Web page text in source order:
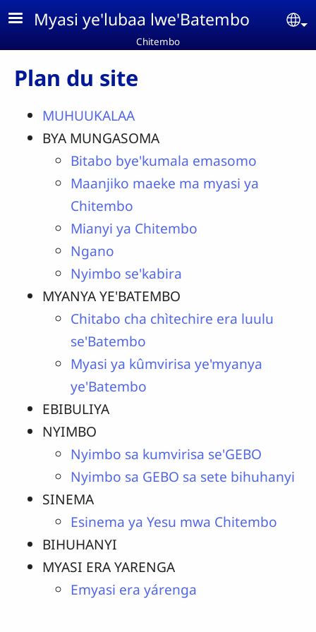
Aller au contenu principal
Myasi ye'lubaa lwe'Batembo
Chitembo
Plan du site
MUHUUKALAA
BYA MUNGASOMA
Bitabo bye'kumala emasomo
Maanjiko maeke ma myasi ya
Chitembo
Mianyi ya Chitembo
Ngano
Nyimbo se'kabira
MYANYA YE'BATEMBO
Chitabo cha chìtechire era luulu
se'Batembo
Myasi ya kûmvirisa ye'myanya
ye'Batembo
EBIBULIYA
NYIMBO
Nyimbo sa kumvirisa se'GEBO
Nyimbo sa GEBO sa sete bihuhanyi
SINEMA
Esinema ya Yesu mwa Chitembo
BIHUHANYI
MYASI ERA YARENGA
Emyasi era yárenga